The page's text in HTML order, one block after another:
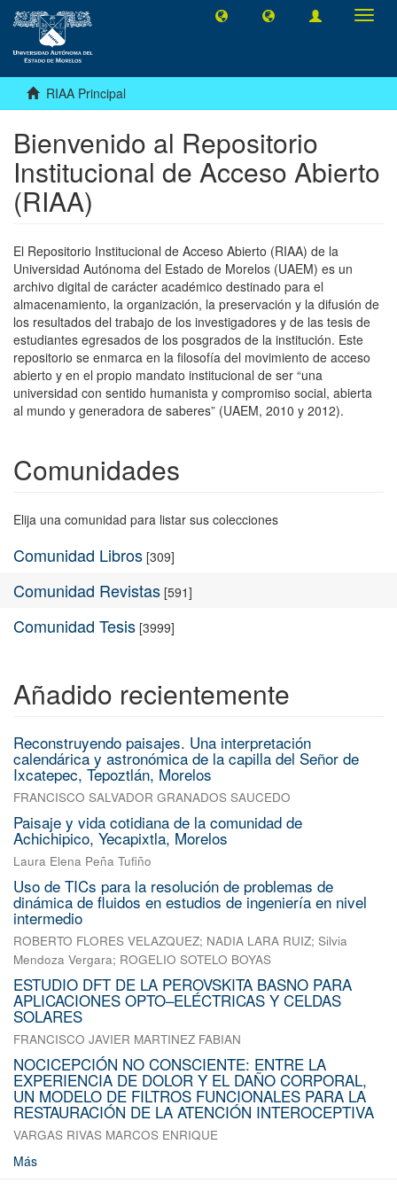
RIAA Principal
Bienvenido al Repositorio
Institucional de Acceso Abierto
(RIAA)
El Repositorio Institucional de Acceso Abierto (RIAA) de la
Universidad Autónoma del Estado de Morelos (UAEM) es un
archivo digital de carácter académico destinado para el
almacenamiento, la organización, la preservación y la difusión de
los resultados del trabajo de los investigadores y de las tesis de
estudiantes egresados de los posgrados de la institución. Este
repositorio se enmarca en la filosofía del movimiento de acceso
abierto y en el propio mandato institucional de ser “una
universidad con sentido humanista y compromiso social, abierta
al mundo y generadora de saberes” (UAEM, 2010 y 2012).
Comunidades
Elija una comunidad para listar sus colecciones
Comunidad Libros [309]
Comunidad Revistas [591]
Comunidad Tesis [3999]
Añadido recientemente
Reconstruyendo paisajes. Una interpretación
calendárica y astronómica de la capilla del Señor de
Ixcatepec, Tepoztlán, Morelos
FRANCISCO SALVADOR GRANADOS SAUCEDO
Paisaje y vida cotidiana de la comunidad de
Achichipico, Yecapixtla, Morelos
Laura Elena Peña Tufiño
Uso de TICs para la resolución de problemas de
dinámica de fluidos en estudios de ingeniería en nivel
intermedio
ROBERTO FLORES VELAZQUEZ; NADIA LARA RUIZ; Silvia
Mendoza Vergara; ROGELIO SOTELO BOYAS
ESTUDIO DFT DE LA PEROVSKITA BASNO PARA
APLICACIONES OPTO–ELÉCTRICAS Y CELDAS
SOLARES
FRANCISCO JAVIER MARTINEZ FABIAN
NOCICEPCIÓN NO CONSCIENTE: ENTRE LA
EXPERIENCIA DE DOLOR Y EL DAÑO CORPORAL,
UN MODELO DE FILTROS FUNCIONALES PARA LA
RESTAURACIÓN DE LA ATENCIÓN INTEROCEPTIVA
VARGAS RIVAS MARCOS ENRIQUE
Más